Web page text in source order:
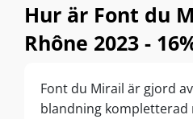
Hur är Font du
Rhône 2023 -
Font du Mirail är gjord
blandning kompletterad